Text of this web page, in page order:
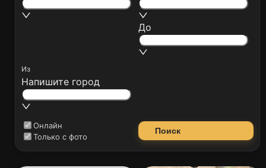
Из
Напишите город
До
Онлайн
Только с фото
Поиск